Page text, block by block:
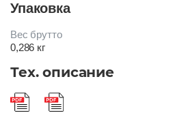
БОРДОВЫЙ
Упаковка
Вес брутто
0,286 кг
Вид упаковки
Короб
Тех. описание